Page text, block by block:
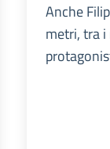
Anche
metri, tra i